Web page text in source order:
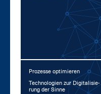
Prozesse optimieren
Tech­no­lo­gi­en zur Di­gi­ta­li­sie­
rung der Sin­ne